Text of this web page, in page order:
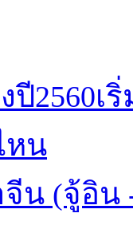
ปี2560เ
หน
น (จู้อิน